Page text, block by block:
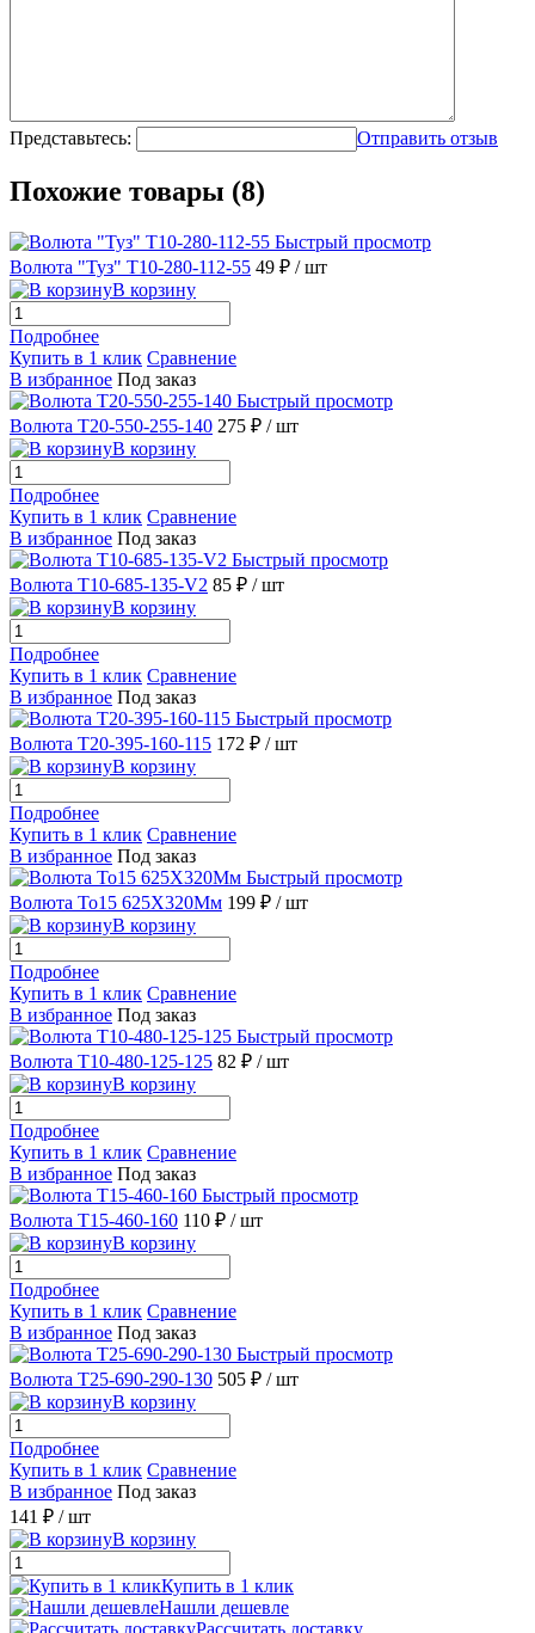
Представьтесь: Отправить отзыв
Похожие товары (8)
Быстрый просмотр
Волюта "Туз" Т10-280-112-55 49 ₽ / шт
В корзину
Подробнее
Купить в 1 клик Сравнение
В избранное Под заказ
Быстрый просмотр
Волюта Т20-550-255-140 275 ₽ / шт
В корзину
Подробнее
Купить в 1 клик Сравнение
В избранное Под заказ
Быстрый просмотр
Волюта Т10-685-135-V2 85 ₽ / шт
В корзину
Подробнее
Купить в 1 клик Сравнение
В избранное Под заказ
Быстрый просмотр
Волюта Т20-395-160-115 172 ₽ / шт
В корзину
Подробнее
Купить в 1 клик Сравнение
В избранное Под заказ
Быстрый просмотр
Волюта То15 625X320Мм 199 ₽ / шт
В корзину
Подробнее
Купить в 1 клик Сравнение
В избранное Под заказ
Быстрый просмотр
Волюта Т10-480-125-125 82 ₽ / шт
В корзину
Подробнее
Купить в 1 клик Сравнение
В избранное Под заказ
Быстрый просмотр
Волюта Т15-460-160 110 ₽ / шт
В корзину
Подробнее
Купить в 1 клик Сравнение
В избранное Под заказ
Быстрый просмотр
Волюта Т25-690-290-130 505 ₽ / шт
В корзину
Подробнее
Купить в 1 клик Сравнение
В избранное Под заказ
141 ₽ / шт
В корзину
Купить в 1 клик
Нашли дешевле
Рассчитать доставку